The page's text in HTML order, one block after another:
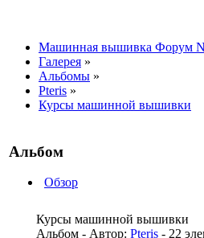
Машинная вышивка Форум
Галерея »
Альбомы »
Pteris »
Курсы машинной вышивки
Альбом
Обзор
Курсы машинной вышивки
Альбом - Автор: Pteris - 22